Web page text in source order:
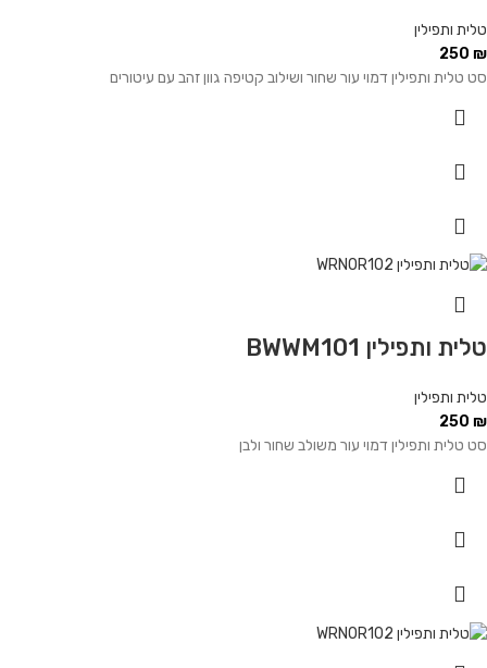
טלית ותפילין
250 ₪
סט טלית ותפילין דמוי עור שחור ושילוב קטיפה גוון זהב עם עיטורים
טלית ותפילין BWWM101
טלית ותפילין
250 ₪
סט טלית ותפילין דמוי עור משולב שחור ולבן